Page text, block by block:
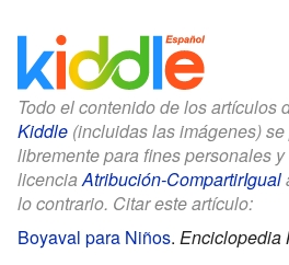
Todo el contenido de los artículos
Kiddle (incluidas las imágenes)
libremente para fines personales
licenciaAtribución-CompartirIgual
lo contrario. Citar este artículo:
Boyaval para Niños. Enciclopedia